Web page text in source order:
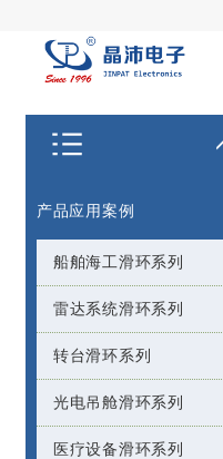
产品应用案例
船舶海工滑环系列
雷达系统滑环系列
转台滑环系列
光电吊舱滑环系列
医疗设备滑环系列